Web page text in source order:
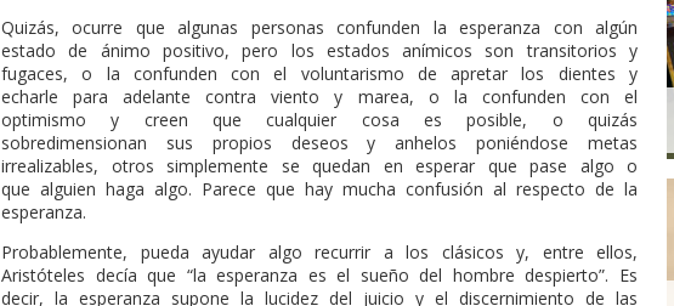
Quizás, ocurre que algunas personas confunden la esperanza con algún
estado de ánimo positivo, pero los estados anímicos son transitorios y
fugaces, o la confunden con el voluntarismo de apretar los dientes y
echarle para adelante contra viento y marea, o la confunden con el
optimismo y creen que cualquier cosa es posible, o quizás
sobredimensionan sus propios deseos y anhelos poniéndose metas
irrealizables, otros simplemente se quedan en esperar que pase algo o
que alguien haga algo. Parece que hay mucha confusión al respecto de la
esperanza.
Probablemente, pueda ayudar algo recurrir a los clásicos y, entre ellos,
Aristóteles decía que “la esperanza es el sueño del hombre despierto”. Es
decir, la esperanza supone la lucidez del juicio y el discernimiento de las